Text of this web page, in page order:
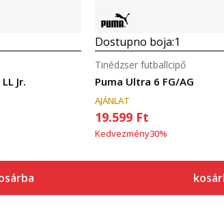
Jr.
Dostupno boja:1
Puma Ultra 6 FG/AG
Tinédzser futballcipő
AJÁNLAT
19.599 Ft
Kedvezmény30%